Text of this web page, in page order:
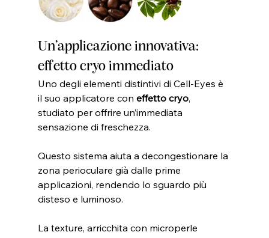
Un’applicazione innovativa:
effetto cryo immediato
Uno degli elementi distintivi di Cell-Eyes è
il suo applicatore con effetto cryo,
studiato per offrire un’immediata
sensazione di freschezza.
Questo sistema aiuta a decongestionare la
zona perioculare già dalle prime
applicazioni, rendendo lo sguardo più
disteso e luminoso.
La texture, arricchita con microperle